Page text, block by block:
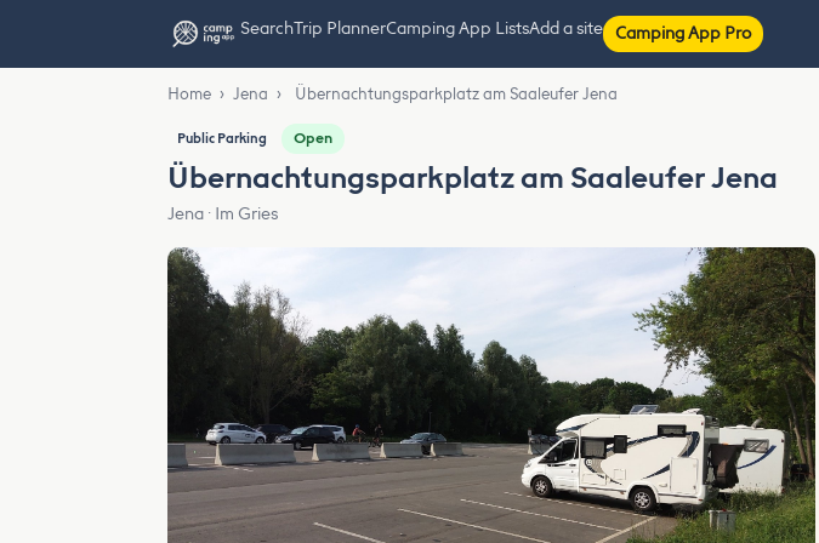
SearchTrip PlannerCamping App ListsAdd a site Camping App Pro
Home › Jena › Übernachtungsparkplatz am Saaleufer Jena
Public Parking Open
Übernachtungsparkplatz am Saaleufer Jena
Jena · Im Gries